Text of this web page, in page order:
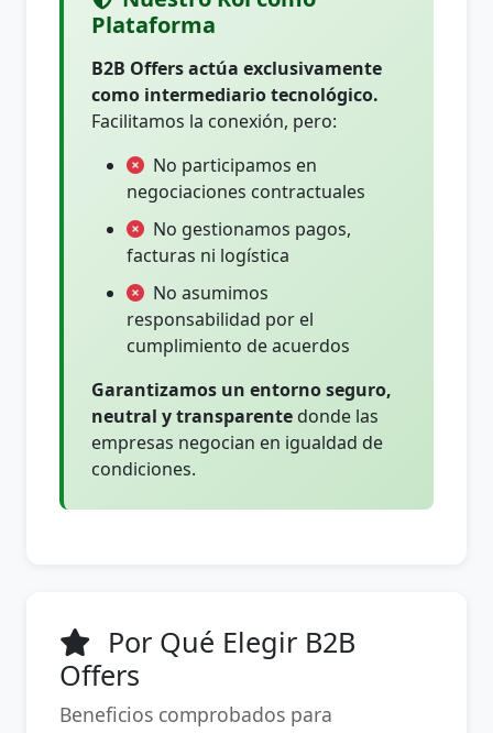
Plataforma
B2B Offers actúa exclusivamente
como intermediario tecnológico.
Facilitamos la conexión, pero:
No participamos en
negociaciones contractuales
No gestionamos pagos,
facturas ni logística
No asumimos
responsabilidad por el
cumplimiento de acuerdos
Garantizamos un entorno seguro,
neutral y transparente donde las
empresas negocian en igualdad de
condiciones.
Por Qué Elegir B2B
Offers
Beneficios comprobados para